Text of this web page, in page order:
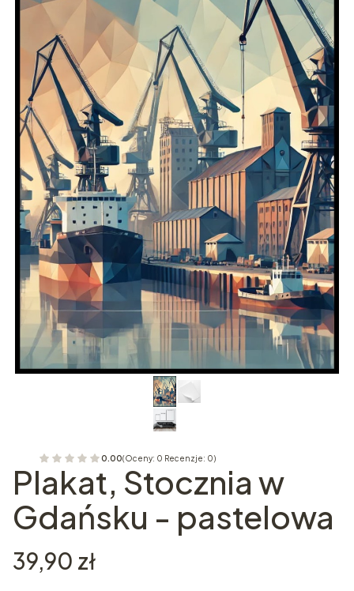
0.00(Oceny: 0 Recenzje: 0)
Plakat, Stocznia w
Gdańsku - pastelowa
Cena
39,90 zł